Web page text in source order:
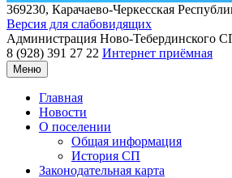
369230, Карачаево-Черкесская
Версия для слабовидящих
Администрация Ново-Тебердинского
8 (928) 391 27 22 Интернет приёмная
Меню
Главная
Новости
О поселении
Общая информация
История СП
Законодательная карта